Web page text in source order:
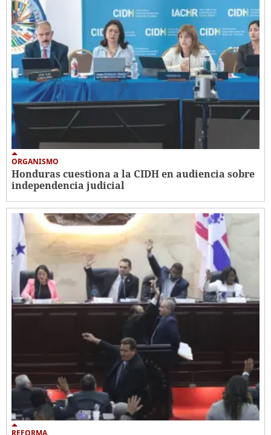
ORGANISMO
Honduras cuestiona a la CIDH en audiencia sobre
independencia judicial
REFORMA